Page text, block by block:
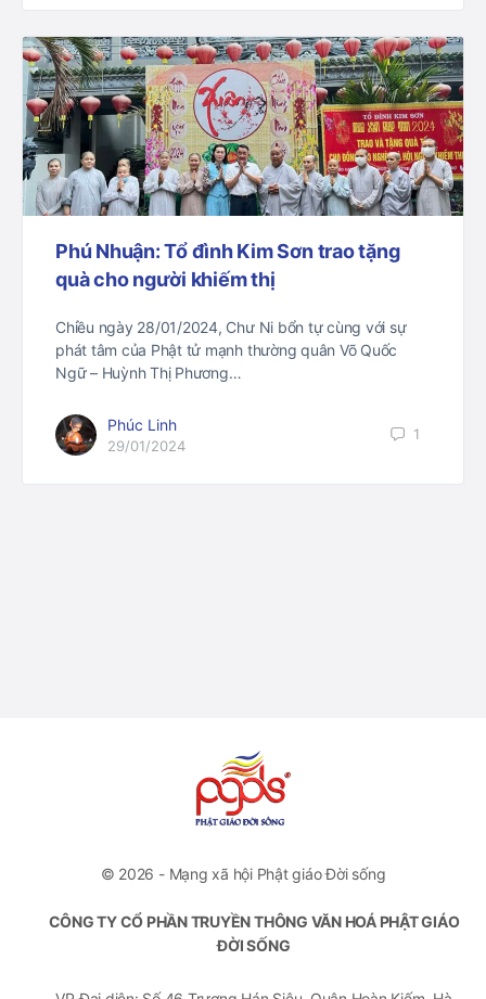
Phú Nhuận: Tổ đình Kim Sơn trao tặng
quà cho người khiếm thị
Chiều ngày 28/01/2024, Chư Ni bổn tự cùng với sự
phát tâm của Phật tử mạnh thường quân Võ Quốc
Ngữ – Huỳnh Thị Phương…
Phúc Linh
29/01/2024
1
© 2026 - Mạng xã hội Phật giáo Đời sống
CÔNG TY CỔ PHẦN TRUYỀN THÔNG VĂN HOÁ PHẬT GIÁO
ĐỜI SỐNG